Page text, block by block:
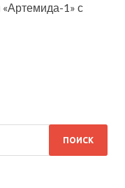
«Артемида-1» с